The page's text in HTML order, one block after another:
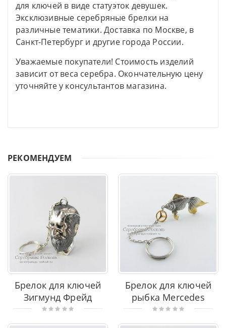
для ключей в виде статуэток девушек.
Эксклюзивные серебряные брелки на
различные тематики. Доставка по Москве, в
Санкт-Петербург и другие города России.
Уважаемые покупатели! Стоимость изделий
зависит от веса серебра. Окончательную цену
уточняйте у консультантов магазина.
РЕКОМЕНДУЕМ
Брелок для ключей
Зигмунд Фрейд
Брелок для ключей
рыбка Mercedes